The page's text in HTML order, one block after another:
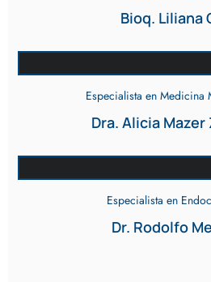
Bioq. Liliana
Especialista en Medicina
Dra. Alicia
Especialista en
Dr. Rodolfo